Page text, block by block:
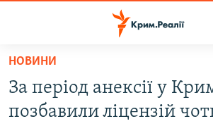
Перейти
основного
матеріалу
ВОДА.КРИМ
НОВИНИ
За період анексії у
позбавили ліцензій